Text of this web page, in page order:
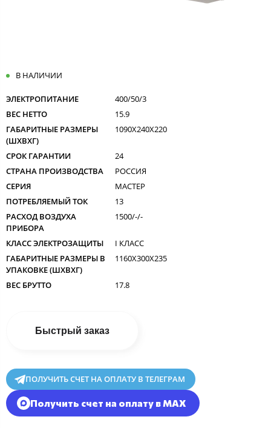
В НАЛИЧИИ
ЭЛЕКТРОПИТАНИЕ
400/50/3
ВЕС НЕТТО
15.9
ГАБАРИТНЫЕ РАЗМЕРЫ
(ШXВXГ)
1090X240X220
СРОК ГАРАНТИИ
24
СТРАНА ПРОИЗВОДСТВА
РОССИЯ
СЕРИЯ
МАСТЕР
ПОТРЕБЛЯЕМЫЙ ТОК
13
РАСХОД ВОЗДУХА
ПРИБОРА
1500/-/-
КЛАСС ЭЛЕКТРОЗАЩИТЫ
I КЛАСС
ГАБАРИТНЫЕ РАЗМЕРЫ В
УПАКОВКЕ (ШXВXГ)
1160X300X235
ВЕС БРУТТО 17.8
Быстрый заказ
ПОЛУЧИТЬ СЧЕТ НА ОПЛАТУ В ТЕЛЕГРАМ
Получить счет на оплату в MAX